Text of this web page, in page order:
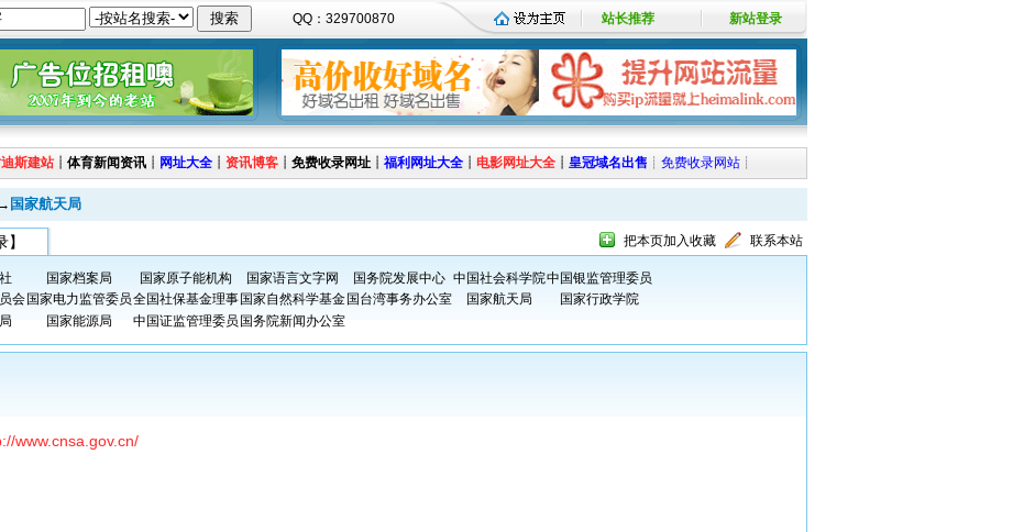
QQ：329700870 站长推荐 新站登录
斯建站 ┊ 体育新闻资讯 ┊ 网址大全 ┊ 资讯博客 ┊ 免费收录网址 ┊ 福利网址大全 ┊ 电影网址大全 ┊ 皇冠域名出售 ┊ 免费收录网站 ┊
→ 国家航天局
】 把本页加入收藏 联系本站
国家档案局 国家原子能机构 国家语言文字网 国务院发展中心 中国社会科学院中国银监管理委员
会 国家电力监管委员全国社保基金理事 国家自然科学基金 国台湾事务办公室 国家航天局
国家行政学院
国家能源局 中国证监管理委员 国务院新闻办公室
www.cnsa.gov.cn/